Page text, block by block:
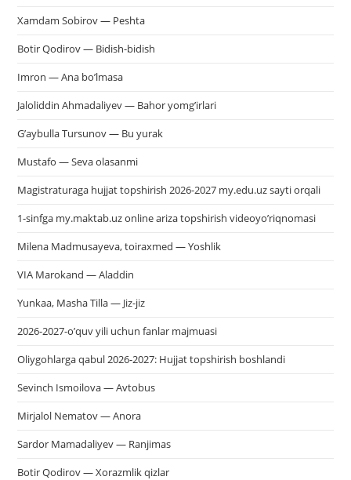
Xamdam Sobirov — Peshta
Botir Qodirov — Bidish-bidish
Imron — Ana bo’lmasa
Jaloliddin Ahmadaliyev — Bahor yomg’irlari
G’aybulla Tursunov — Bu yurak
Mustafo — Seva olasanmi
Magistraturaga hujjat topshirish 2026-2027 my.edu.uz sayti orqali
1-sinfga my.maktab.uz online ariza topshirish videoyo’riqnomasi
Milena Madmusayeva, toiraxmed — Yoshlik
VIA Marokand — Aladdin
Yunkaa, Masha Tilla — Jiz-jiz
2026-2027-o’quv yili uchun fanlar majmuasi
Oliygohlarga qabul 2026-2027: Hujjat topshirish boshlandi
Sevinch Ismoilova — Avtobus
Mirjalol Nematov — Anora
Sardor Mamadaliyev — Ranjimas
Botir Qodirov — Xorazmlik qizlar